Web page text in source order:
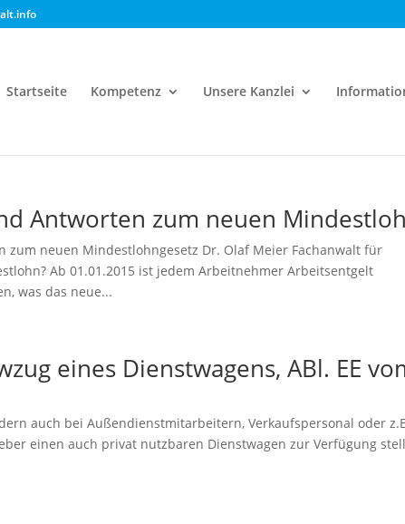
Startseite Kompetenz Unsere Kanzlei
Antworten zum neuen
zum neuen Mindestlohngesetz Dr. Olaf Meier Fachanwalt für
Ab 01.01.2015 ist jedem Arbeitnehmer Arbeitsentgelt
was das neue...
eines Dienstwagens, ABl. EE
auch bei Außendienstmitarbeitern, Verkaufspersonal oder
einen auch privat nutzbaren Dienstwagen zur Verfügung